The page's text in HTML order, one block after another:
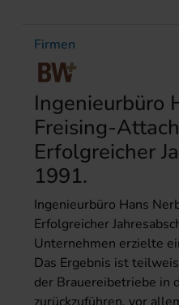
Firmen
Ingenieurbüro
Freising-
Erfolgreicher
1991.
Ingenieurbüro Hans
Erfolgreicher
Unternehmen erzielte
Das Ergebnis ist
der Brauereibetriebe in